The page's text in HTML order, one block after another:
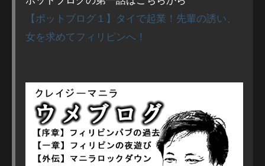
【ポットブログ１】タイで起業！先輩の誘い、
女を求めてフィリピンへ！